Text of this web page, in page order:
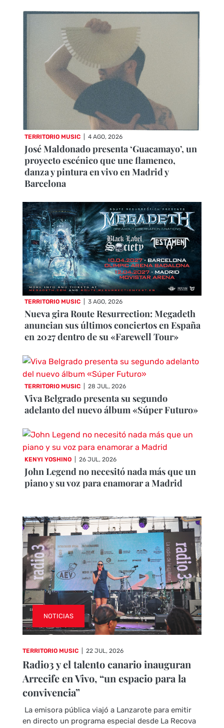
TERRITORIO MUSIC 4 AGO, 2026
José Maldonado presenta ‘Guacamayo’, un
proyecto escénico que une flamenco,
danza y pintura en vivo en Madrid y
Barcelona
TERRITORIO MUSIC 3 AGO, 2026
Nueva gira Route Resurrection: Megadeth
anuncian sus últimos conciertos en España
en 2027 dentro de su «Farewell Tour»
TERRITORIO MUSIC 28 JUL, 2026
Viva Belgrado presenta su segundo
adelanto del nuevo álbum «Súper Futuro»
KENYI YOSHINO 26 JUL, 2026
John Legend no necesitó nada más que un
piano y su voz para enamorar a Madrid
NOTICIAS
TERRITORIO MUSIC 22 JUL, 2026
Radio3 y el talento canario inauguran
Arrecife en Vivo, “un espacio para la
convivencia”
La emisora pública viajó a Lanzarote para emitir
en directo un programa especial desde La Recova